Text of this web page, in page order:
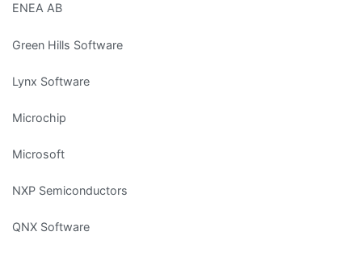
ENEA AB
Green Hills Software
Lynx Software
Microchip
Microsoft
NXP Semiconductors
QNX Software